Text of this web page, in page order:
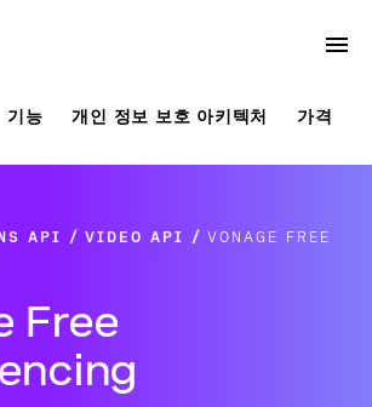
기능 개인 정보 보호 아키텍처 가격
API VIDEO API
VONAGE FREE
Free